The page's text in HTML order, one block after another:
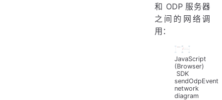
和 ODP 服务器
之间的网络调
用：
JavaScript
(Browser)
SDK
sendOdpEvent
network
diagram